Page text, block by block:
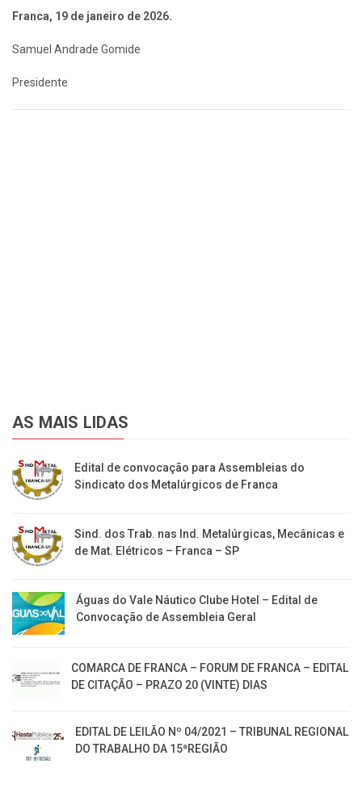
Franca, 19 de janeiro de 2026.
Samuel Andrade Gomide
Presidente
AS MAIS LIDAS
Edital de convocação para Assembleias do
Sindicato dos Metalúrgicos de Franca
Sind. dos Trab. nas Ind. Metalúrgicas, Mecânicas e
de Mat. Elétricos – Franca – SP
Águas do Vale Náutico Clube Hotel – Edital de
Convocação de Assembleia Geral
COMARCA DE FRANCA – FORUM DE FRANCA – EDITAL
DE CITAÇÃO – PRAZO 20 (VINTE) DIAS
EDITAL DE LEILÃO Nº 04/2021 – TRIBUNAL REGIONAL
DO TRABALHO DA 15ªREGIÃO